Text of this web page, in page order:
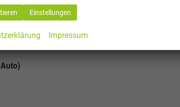
über Fahrer-, Beifahrertür und Heckklappe
Einstellungen
Impressum